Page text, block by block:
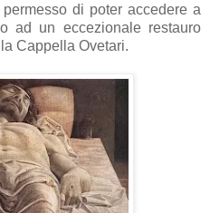
di poter accedere a
ad un eccezionale restauro
Cappella Ovetari.